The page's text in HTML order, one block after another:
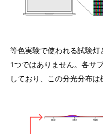
等色実験で使われる試験
1つではありません。各サ
しており、この分光分布は